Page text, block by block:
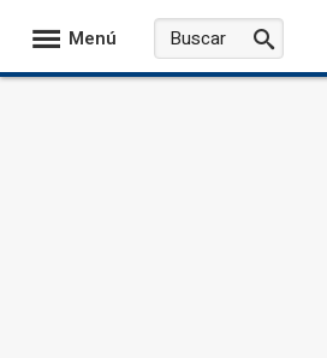
Menú